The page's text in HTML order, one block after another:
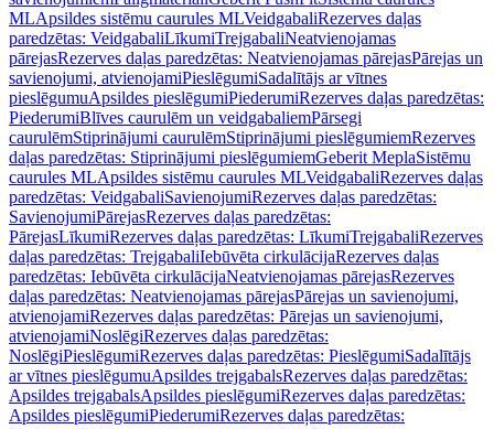
MLApsildes sistēmu caurules MLVeidgabaliRezerves daļas
paredzētas: VeidgabaliLīkumiTrejgabaliNeatvienojamas
pārejasRezerves daļas paredzētas: Neatvienojamas pārejasPārejas un
savienojumi, atvienojamiPieslēgumiSadalītājs ar vītnes
pieslēgumuApsildes pieslēgumiPiederumiRezerves daļas paredzētas:
PiederumiBlīves caurulēm un veidgabaliemPārsegi
caurulēmStiprinājumi caurulēmStiprinājumi pieslēgumiemRezerves
daļas paredzētas: Stiprinājumi pieslēgumiemGeberit MeplaSistēmu
caurules MLApsildes sistēmu caurules MLVeidgabaliRezerves daļas
paredzētas: VeidgabaliSavienojumiRezerves daļas paredzētas:
SavienojumiPārejasRezerves daļas paredzētas:
PārejasLīkumiRezerves daļas paredzētas: LīkumiTrejgabaliRezerves
daļas paredzētas: TrejgabaliIebūvēta cirkulācijaRezerves daļas
paredzētas: Iebūvēta cirkulācijaNeatvienojamas pārejasRezerves
daļas paredzētas: Neatvienojamas pārejasPārejas un savienojumi,
atvienojamiRezerves daļas paredzētas: Pārejas un savienojumi,
atvienojamiNoslēgiRezerves daļas paredzētas:
NoslēgiPieslēgumiRezerves daļas paredzētas: PieslēgumiSadalītājs
ar vītnes pieslēgumuApsildes trejgabalsRezerves daļas paredzētas:
Apsildes trejgabalsApsildes pieslēgumiRezerves daļas paredzētas:
Apsildes pieslēgumiPiederumiRezerves daļas paredzētas: